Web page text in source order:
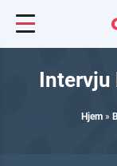
Intervju
Hjem »